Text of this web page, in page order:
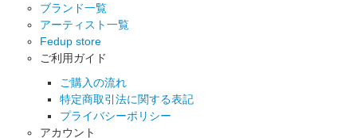
ブランド一覧
アーティスト一覧
Fedup store
ご利用ガイド
ご購入の流れ
特定商取引法に関する表記
プライバシーポリシー
アカウント